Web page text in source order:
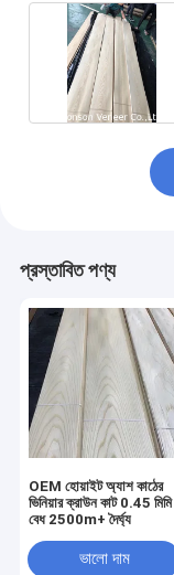
প্রস্তাবিত পণ্য
OEM হোয়াইট অ্যাশ কাঠের
ভিনিয়ার ক্রাউন কাট 0.45 মিমি
বেধ 2500m+ দৈর্ঘ্য
ভালো দাম